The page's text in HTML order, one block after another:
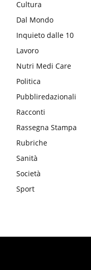
Cultura
Dal Mondo
Inquieto dalle 10
Lavoro
Nutri Medi Care
Politica
Pubbliredazionali
Racconti
Rassegna Stampa
Rubriche
Sanità
Società
Sport